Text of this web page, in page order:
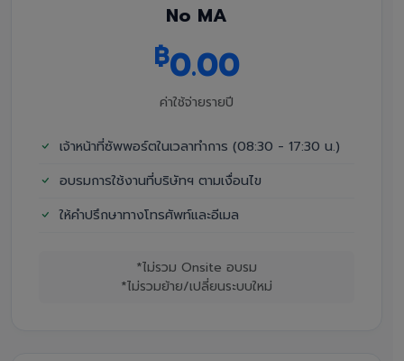
No MA
฿0.00
ค่าใช้จ่ายรายปี
เจ้าหน้าที่ซัพพอร์ตในเวลาทำการ (08:30 - 17:30 น.)
อบรมการใช้งานที่บริษัทฯ ตามเงื่อนไข
ให้คำปรึกษาทางโทรศัพท์และอีเมล
*ไม่รวม Onsite อบรม
*ไม่รวมย้าย/เปลี่ยนระบบใหม่